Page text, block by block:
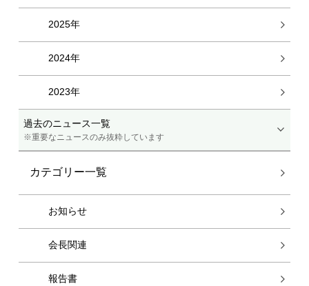
過去のニュース一覧
※重要なニュースのみ抜粋しています
2025年
2024年
2023年
カテゴリー一覧
お知らせ
会長関連
報告書